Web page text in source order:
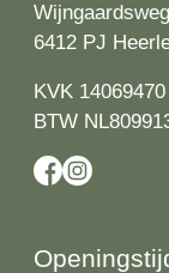
6412 PJ
KVK 14069470
BTW